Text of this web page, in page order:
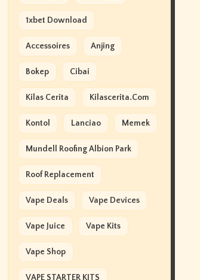
1xbet Download
Accessoires Anjing
Bokep Cibai
Kilas Cerita Kilascerita.com
Kontol Lanciao Memek
Mundell Roofing Albion Park
Roof Replacement
Vape Deals Vape Devices
Vape Juice Vape Kits
Vape Shop
VAPE STARTER KITS